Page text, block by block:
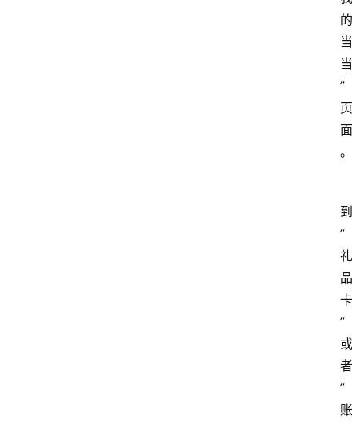
的
当
当
”
页
面
。
到
”
礼
品
卡
”
或
者
”
账